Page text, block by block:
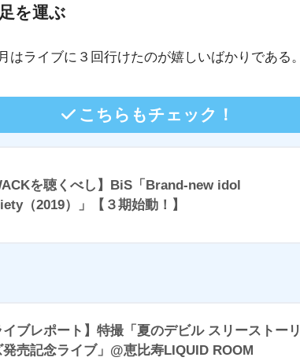
を運ぶ
はライブに３回行けたのが嬉しいばかりである。
こちらもチェック！
を聴くべし】BiS「Brand-new idol
（2019）」【３期始動！】
イブレポート】特撮「夏のデビル スリーストーリ
発売記念ライブ」@恵比寿LIQUID ROOM